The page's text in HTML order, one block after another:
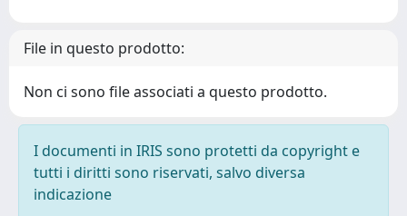
File in questo prodotto:
Non ci sono file associati a questo prodotto.
I documenti in IRIS sono protetti da copyright e
tutti i diritti sono riservati, salvo diversa
indicazione